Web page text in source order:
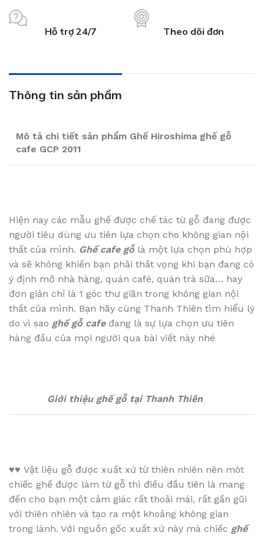
Hỗ trợ 24/7 Theo dõi đơn
Thông tin sản phẩm
Mô tả chi tiết sản phẩm Ghế Hiroshima ghế gỗ
cafe GCP 2011
Hiện nay các mẫu ghế được chế tác từ gỗ đang được
người tiêu dùng ưu tiên lựa chọn cho không gian nội
thất của mình. Ghế cafe gỗ là một lựa chọn phù hợp
và sẽ không khiến bạn phải thất vọng khi bạn đang có
ý định mở nhà hàng, quán café, quán trà sữa… hay
đơn giản chỉ là 1 góc thư giãn trong không gian nội
thất của mình. Bạn hãy cùng Thanh Thiên tìm hiểu lý
do vì sao ghế gỗ cafeđang là sự lựa chọn ưu tiên
hàng đầu của mọi người qua bài viết này nhé
Giới thiệu ghế gỗ tại Thanh Thiên
♥♥ Vật liệu gỗ được xuất xứ từ thiên nhiên nên môt
chiếc ghế được làm từ gỗ thì điều đầu tiên là mang
đến cho bạn một cảm giác rất thoải mái, rất gần gũi
với thiên nhiên và tạo ra một khoảng không gian
trong lành. Với nguồn gốc xuất xứ này mà chiếc ghế